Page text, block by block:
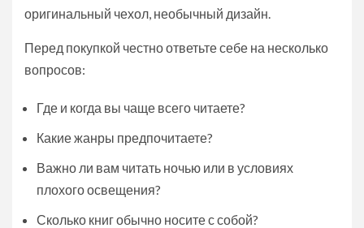
оригинальный чехол, необычный дизайн.
Перед покупкой честно ответьте себе на несколько
вопросов:
Где и когда вы чаще всего читаете?
Какие жанры предпочитаете?
Важно ли вам читать ночью или в условиях
плохого освещения?
Сколько книг обычно носите с собой?